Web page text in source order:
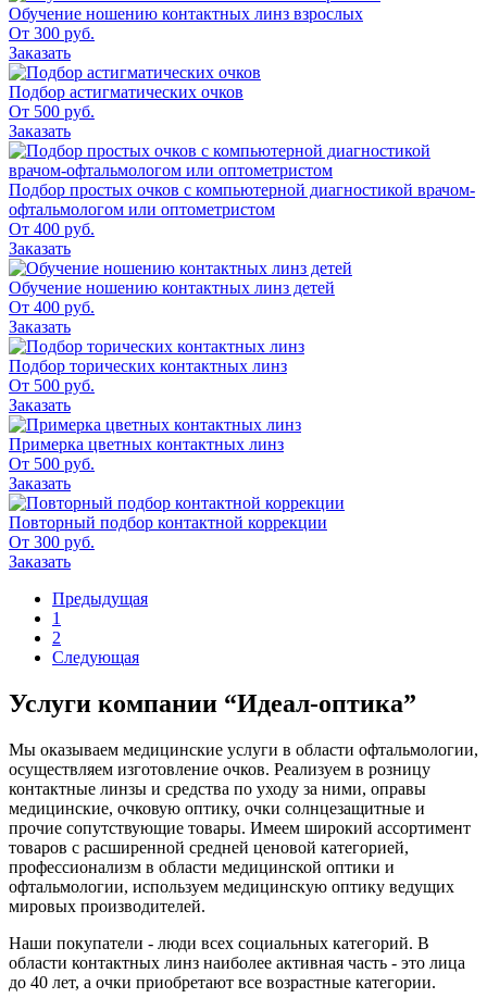
Обучение ношению контактных линз взрослых
От 300 руб.
Заказать
Подбор астигматических очков
От 500 руб.
Заказать
Подбор простых очков с компьютерной диагностикой врачом-
офтальмологом или оптометристом
От 400 руб.
Заказать
Обучение ношению контактных линз детей
От 400 руб.
Заказать
Подбор торических контактных линз
От 500 руб.
Заказать
Примерка цветных контактных линз
От 500 руб.
Заказать
Повторный подбор контактной коррекции
От 300 руб.
Заказать
Предыдущая
1
2
Следующая
Услуги компании “Идеал-оптика”
Мы оказываем медицинские услуги в области офтальмологии,
осуществляем изготовление очков. Реализуем в розницу
контактные линзы и средства по уходу за ними, оправы
медицинские, очковую оптику, очки солнцезащитные и
прочие сопутствующие товары. Имеем широкий ассортимент
товаров с расширенной средней ценовой категорией,
профессионализм в области медицинской оптики и
офтальмологии, используем медицинскую оптику ведущих
мировых производителей.
Наши покупатели - люди всех социальных категорий. В
области контактных линз наиболее активная часть - это лица
до 40 лет, а очки приобретают все возрастные категории.